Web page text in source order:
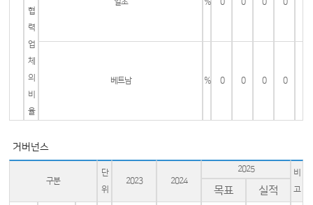
협
력
업
체
의
비
율
베트남 % 0 0 0 0
거버넌스
구분
단
위
2023 2024
2025
비
고
목표 실적